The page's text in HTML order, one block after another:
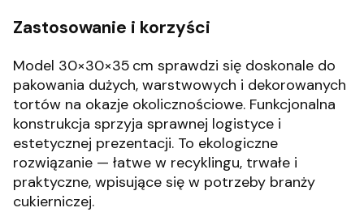
Zastosowanie i korzyści
Model 30×30×35 cm sprawdzi się doskonale do
pakowania dużych, warstwowych i dekorowanych
tortów na okazje okolicznościowe. Funkcjonalna
konstrukcja sprzyja sprawnej logistyce i
estetycznej prezentacji. To ekologiczne
rozwiązanie — łatwe w recyklingu, trwałe i
praktyczne, wpisujące się w potrzeby branży
cukierniczej.